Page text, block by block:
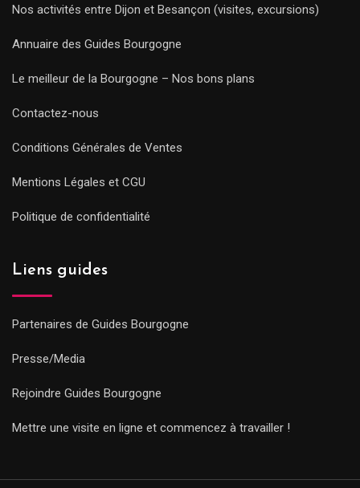
Nos activités entre Dijon et Besançon (visites, excursions)
Annuaire des Guides Bourgogne
Le meilleur de la Bourgogne – Nos bons plans
Contactez-nous
Conditions Générales de Ventes
Mentions Légales et CGU
Politique de confidentialité
Liens guides
Partenaires de Guides Bourgogne
Presse/Media
Rejoindre Guides Bourgogne
Mettre une visite en ligne et commencez à travailler !